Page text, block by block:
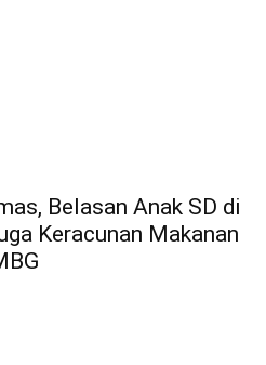
Belasan Anak SD di
Keracunan Makanan